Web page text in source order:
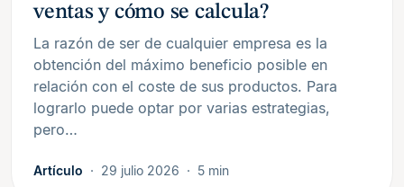
ventas y cómo se calcula?
La razón de ser de cualquier empresa es la
obtención del máximo beneficio posible en
relación con el coste de sus productos. Para
lograrlo puede optar por varias estrategias,
pero…
Artículo 29 julio 2026 5 min